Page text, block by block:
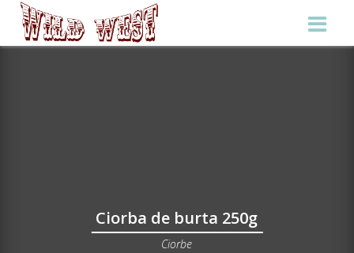
Ciorba de burta 250g
Ciorbe